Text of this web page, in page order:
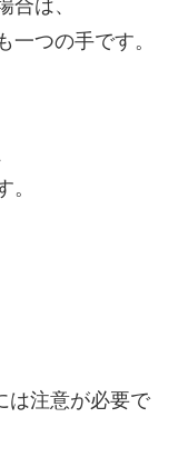
合は、
一つの手です。
。
は注意が必要で